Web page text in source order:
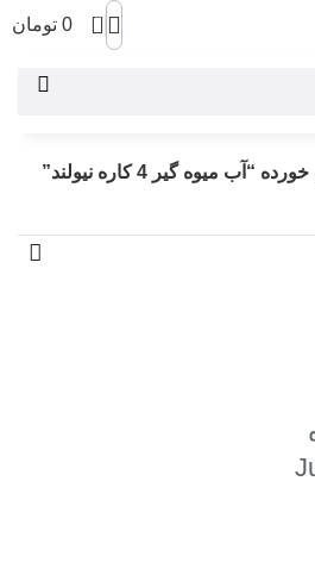
0
0 تومان
میوه گیر 4 کاره نیولند”